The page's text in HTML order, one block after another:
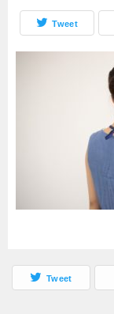
Tweet
Tweet